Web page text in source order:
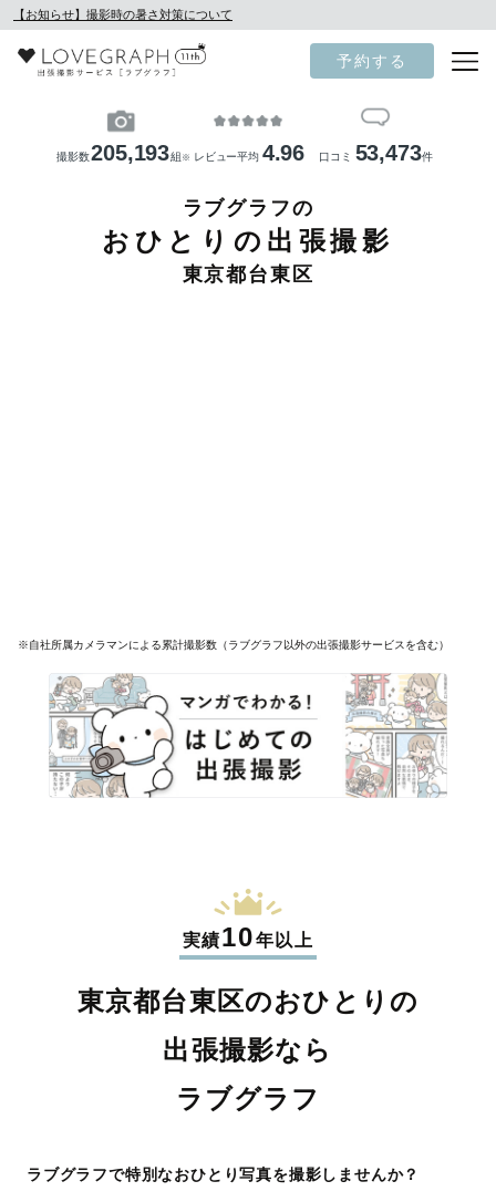
【お知らせ】撮影時の暑さ対策について
予約する
撮影数205,193組 ※ レビュー平均 4.96 口コミ 53,473件
ラブグラフの
おひとりの出張撮影
東京都台東区
※自社所属カメラマンによる累計撮影数（ラブグラフ以外の出張撮影サービスを含む）
実績10年以上
東京都台東区のおひとりの
出張撮影なら
ラブグラフ
ラブグラフで特別なおひとり写真を撮影しませんか？